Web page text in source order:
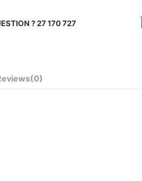
? 27 170 727
(0)